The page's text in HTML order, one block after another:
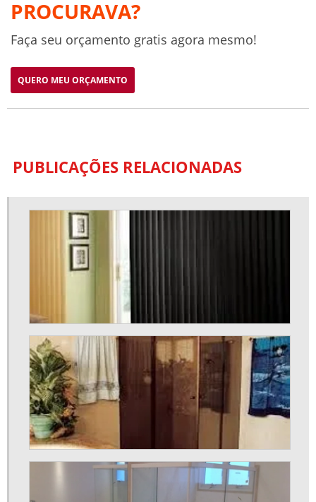
PROCURAVA?
Faça seu orçamento gratis agora mesmo!
QUERO MEU ORÇAMENTO
PUBLICAÇÕES RELACIONADAS